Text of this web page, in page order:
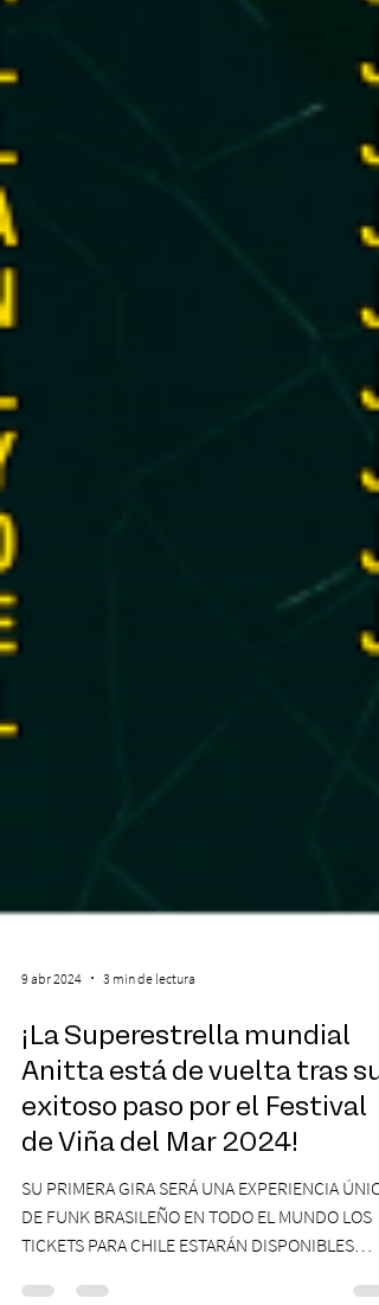
9 abr 2024 3 min de lectura
¡La Superestrella mundial
exitoso paso por el Festival
de Viña del Mar 2024!
SU PRIMERA GIRA SERÁ UNA EXPERIENCIA ÚNICA